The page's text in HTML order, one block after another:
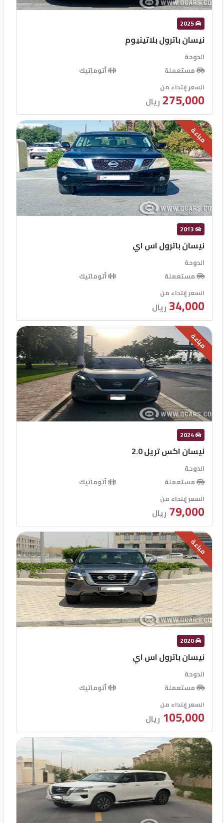
2025
نيسان باترول بلاتينيوم
الدوحة
مستعملة
أتوماتيك
السعر إبتداء من
275,000 ريال
مباعة
2013
نيسان باترول اس اي
الدوحة
مستعملة
أتوماتيك
السعر إبتداء من
34,000 ريال
مباعة
2024
نيسان اكس تريل 2.0
الدوحة
مستعملة
أتوماتيك
السعر إبتداء من
79,000 ريال
مباعة
2020
نيسان باترول اس اي
الدوحة
مستعملة
أتوماتيك
السعر إبتداء من
105,000 ريال